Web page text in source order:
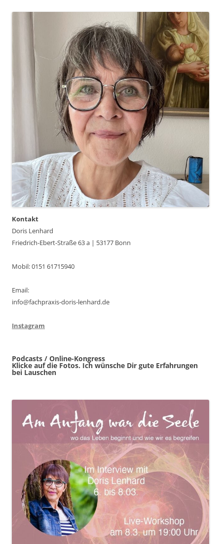
Kontakt
Doris Lenhard
Friedrich-Ebert-Straße 63 a | 53177 Bonn
Mobil: 0151 61715940
Email:
info@fachpraxis-doris-lenhard.de
Instagram
Podcasts / Online-Kongress
Klicke auf die Fotos. Ich wünsche Dir gute Erfahrungen
bei Lauschen